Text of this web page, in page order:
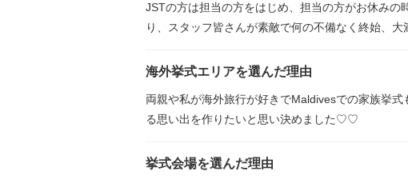
JSTの方は担当の方をはじめ、担当の方がお休みの
り、スタッフ皆さんが素敵で何の不備なく終始、
海外挙式エリアを選んだ理由
両親や私が海外旅行が好きでMaldivesでの家族挙
る思い出を作りたいと思い決めました♡♡
挙式会場を選んだ理由